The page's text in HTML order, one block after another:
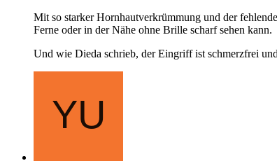
Mit so starker Hornhautverkrümmung und der
Ferne oder in der Nähe ohne Brille scharf sehen kann.
Und wie Dieda schrieb, der Eingriff ist schmerzfrei